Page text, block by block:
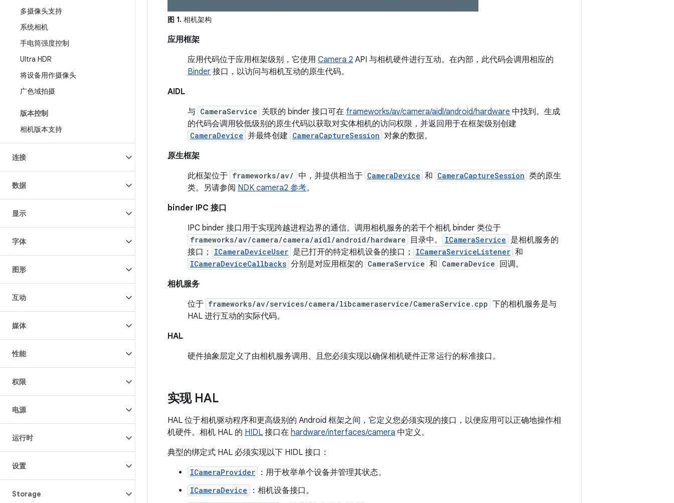
多摄像头支持
系统相机
手电筒强度控制
Ultra HDR
将设备用作摄像头
广色域拍摄
版本控制
相机版本支持
连接
数据
显示
字体
图形
互动
媒体
性能
权限
电源
运行时
设置
Storage
图 1. 相机架构
应用框架
应用代码位于应用框架级别，它使用 Camera 2 API 与相机硬件进行互动。在内部，此代码会调用相应的
Binder 接口，以访问与相机互动的原生代码。
AIDL
与 CameraService 关联的 binder 接口可在 frameworks/av/camera/aidl/android/hardware 中找到。生成
的代码会调用较低级别的原生代码以获取对实体相机的访问权限，并返回用于在框架级别创建
CameraDevice 并最终创建 CameraCaptureSession 对象的数据。
原生框架
此框架位于 frameworks/av/ 中，并提供相当于 CameraDevice 和 CameraCaptureSession 类的原生
类。另请参阅 NDK camera2 参考。
binder IPC 接口
IPC binder 接口用于实现跨越进程边界的通信。调用相机服务的若干个相机 binder 类位于
frameworks/av/camera/camera/aidl/android/hardware 目录中。 ICameraService 是相机服务的
接口；
ICameraDeviceUser 是已打开的特定相机设备的接口； ICameraServiceListener 和
ICameraDeviceCallbacks 分别是对应用框架的 CameraService 和 CameraDevice
回调。
相机服务
位于 frameworks/av/services/camera/libcameraservice/CameraService.cpp 下的相机服务是与
HAL 进行互动的实际代码。
HAL
硬件抽象层定义了由相机服务调用、且您必须实现以确保相机硬件正常运行的标准接口。
实现 HAL
HAL 位于相机驱动程序和更高级别的 Android 框架之间，它定义您必须实现的接口，以便应用可以正确地操作相
机硬件。相机 HAL 的 HIDL 接口在 hardware/interfaces/camera 中定义。
典型的绑定式 HAL 必须实现以下 HIDL 接口：
ICameraProvider ：用于枚举单个设备并管理其状态。
ICameraDevice ：相机设备接口。